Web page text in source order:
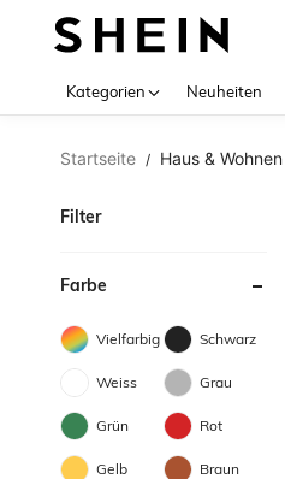
Kategorien Neuheiten
Startseite / Haus & Wohnen
Filter
Farbe
Vielfarbig Schwarz
Weiss Grau
Grün Rot
Gelb Braun